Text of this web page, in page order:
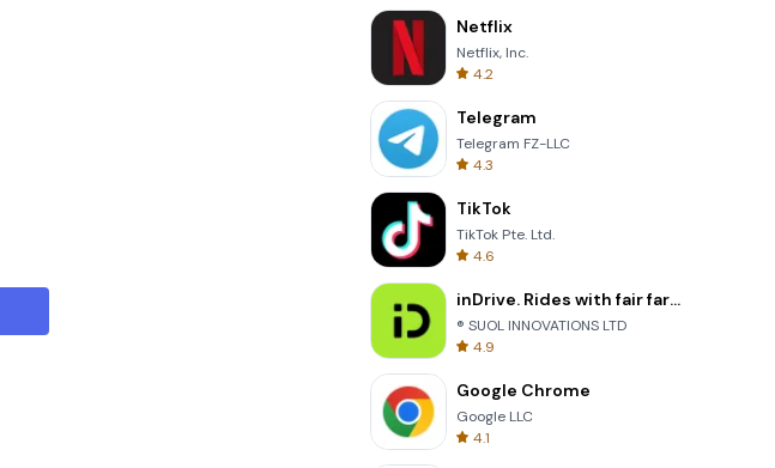
Netflix
Netflix, Inc.
4.2
Telegram
Telegram FZ-LLC
4.3
TikTok
TikTok Pte. Ltd.
4.6
inDrive. Rides with fair fares
® SUOL INNOVATIONS LTD
4.9
Google Chrome
Google LLC
4.1